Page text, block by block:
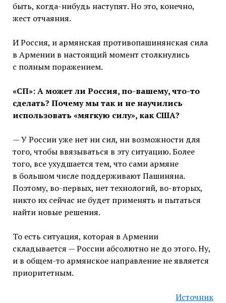
быть, когда-нибудь наступят. Но это, конечно,
жест отчаяния.
И Россия, и армянская противопашинянская сила
в Армении в настоящий момент столкнулись
с полным поражением.
«СП»: А может ли Россия, по-вашему, что-то
сделать? Почему мы так и не научились
использовать «мягкую силу», как США?
— У России уже нет ни сил, ни возможности для
того, чтобы ввязываться в эту ситуацию. Более
того, все ухудшается тем, что сами армяне
в большом числе поддерживают Пашиняна.
Поэтому, во-первых, нет технологий, во-вторых,
никто их сейчас не будет применять и пытаться
найти новые решения.
То есть ситуация, которая в Армении
складывается — России абсолютно не до этого. Ну,
и в общем-то армянское направление не является
приоритетным.
Источник